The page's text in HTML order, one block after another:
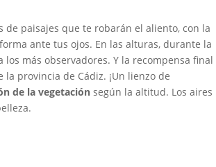
de paisajes que te robarán el aliento, con la
ante tus ojos. En las alturas, durante la
más observadores. Y la recompensa final
provincia de Cádiz. ¡Un lienzo de
de la vegetación según la altitud. Los aires